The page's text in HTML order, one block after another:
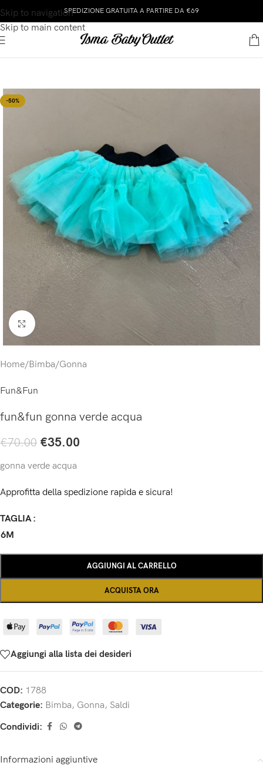
Skip to navigation
Skip to main content
SPEDIZIONE GRATUITA A PARTIRE DA €69
-50%
Click to enlarge
Home/Bimba/Gonna
Fun&Fun
fun&fun gonna verde acqua
€70.00 €35.00
gonna verde acqua
Approfitta della spedizione rapida e sicura!
TAGLIA
6M
AGGIUNGI AL CARRELLO
ACQUISTA ORA
Aggiungi alla lista dei desideri
COD: 1788
Categorie: Bimba, Gonna, Saldi
Condividi:
Informazioni aggiuntive